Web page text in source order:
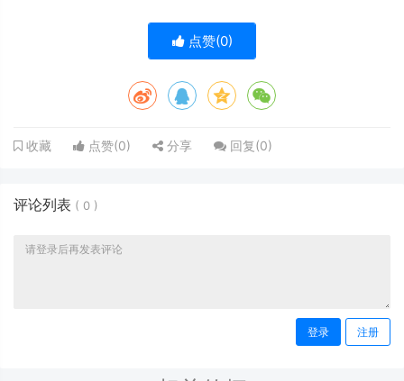
点赞(0)
收藏 点赞(0) 分享 回复(0)
评论列表 ( 0 )
登录 注册